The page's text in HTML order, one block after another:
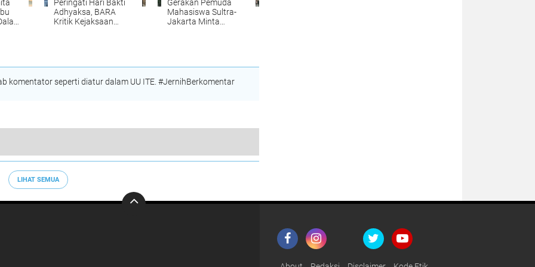
Peringati Hari Bakti
Adhyaksa, BARA
Kritik Kejaksaan
Gerakan Pemuda
Mahasiswa Sultra-
Jakarta Minta
Nikel
komentator seperti diatur dalam UU ITE. #JernihBerkomentar
Minta Pemerintah Stop Perizinan PT TMM
LIHAT SEMUA